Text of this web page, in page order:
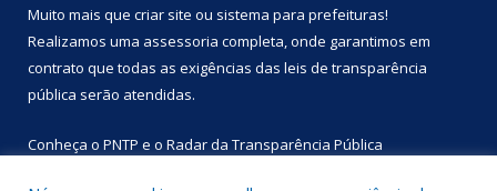
Muito mais que criar site ou sistema para prefeituras!
Realizamos uma assessoria completa, onde garantimos em
contrato que todas as exigências das leis de transparência
pública serão atendidas.
Conheça o PNTP e o Radar da Transparência Pública